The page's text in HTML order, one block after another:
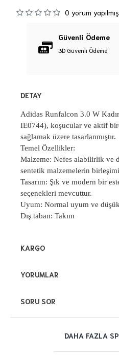
0 yorum yapılmış.
Güvenli Ödeme
3D Güvenli Ödeme
DAHA FAZLA
DETAY
Adidas Runfalcon 3.0 W
IE0744), koşucular ve aktif
sağlamak üzere tasarlanmıştır.
Temel Özellikler:
Malzeme: Nefes alabilirlik ve
sentetik malzemelerin
Tasarım: Şık ve modern bir
seçenekleri mevcuttur.
Uyum: Normal uyum ve düşük
Dış taban: Takım
KARGO
YORUMLAR
SORU SOR